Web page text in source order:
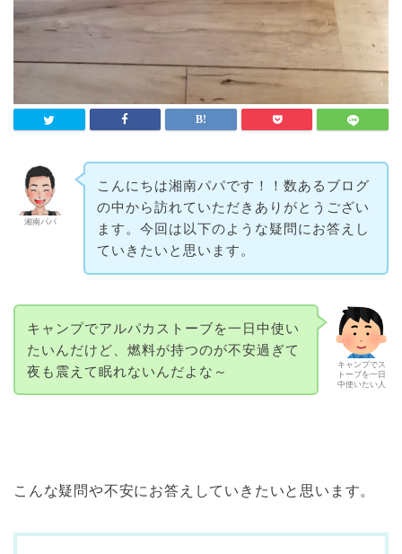
湘南パパ
こんにちは湘南パパです！！数あるブログ
の中から訪れていただきありがとうござい
ます。今回は以下のような疑問にお答えし
ていきたいと思います。
キャンプでス
トーブを一日
中使いたい人
キャンプでアルパカストーブを一日中使い
たいんだけど、燃料が持つのが不安過ぎて
夜も震えて眠れないんだよな～
こんな疑問や不安にお答えしていきたいと思います。